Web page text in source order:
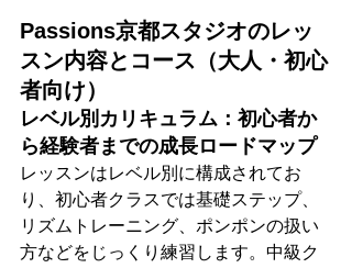
Passions京都スタジオのレッ
スン内容とコース（大人・初心
者向け）
レベル別カリキュラム：初心者か
ら経験者までの成長ロードマップ
レッスンはレベル別に構成されてお
り、初心者クラスでは基礎ステップ、
リズムトレーニング、ポンポンの扱い
方などをじっくり練習します。中級ク